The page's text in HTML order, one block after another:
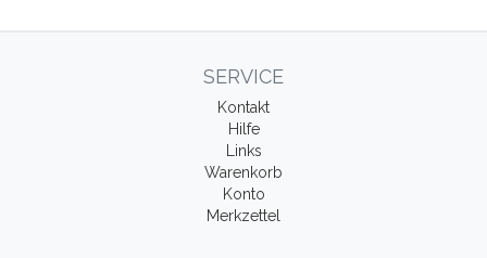
SERVICE
Kontakt
Hilfe
Links
Warenkorb
Konto
Merkzettel